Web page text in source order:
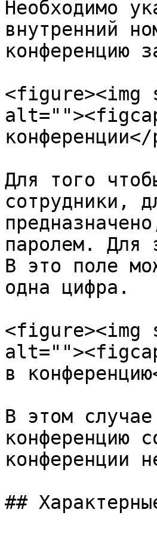
Необходимо
внутренний
конференцию
<figure><img
Для того
сотрудники,
паролем. Для
В это поле
одна цифра.
<figure><img
в
В этом
конференцию
конференции
##